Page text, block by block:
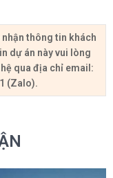
nhận thông tin khách
dự án này vui lòng
qua địa chỉ email:
(Zalo).